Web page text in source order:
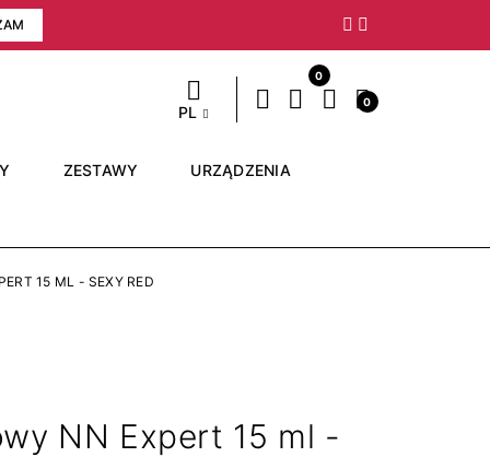
Następny
PL
0
0
ZESTAWY URZĄDZENIA
15 ML - SEXY RED
NN Expert 15 ml -